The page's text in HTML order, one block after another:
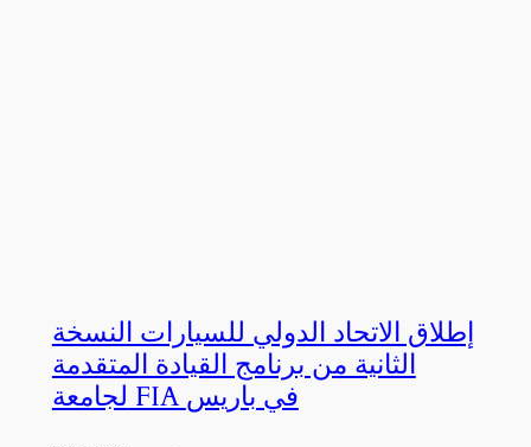
إطلاق الاتحاد الدولي للسيارات النسخة
الثانية من برنامج القيادة المتقدمة
لجامعة FIA في باريس